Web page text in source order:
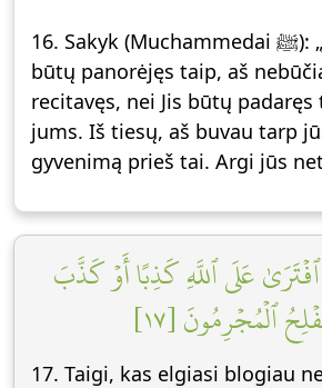
16. Sakyk (Muchammedai ﷺ): „Jei Allahas
būtų panorėjęs taip, aš
recitavęs, nei Jis būtų padaręs
jums. Iš tiesų, aš buvau tarp
gyvenimą prieš tai. Argi jūs
عَلَى ٱللَّهِ كَذِبًا أَوۡ كَذَّبَ
ٱلۡمُجۡرِمُونَ [١٧]
17. Taigi, kas elgiasi blogiau